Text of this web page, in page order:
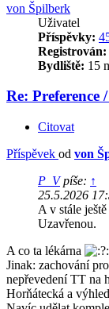
von Špilberk
Uživatel
Příspěvky:
Registrován:
Bydliště: 15
Re: Preference
Citovat
Příspěvek od von
P_Vpíše: ↑
25.5.2026
A v stále
Uzavřenou.
A co ta lékárna
Jinak: zachování
nepřevedení TT na
Horňátecká a